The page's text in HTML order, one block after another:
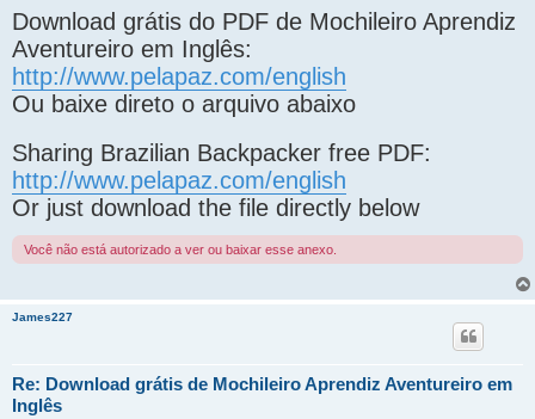
n
s
a
g
e
m
Download grátis do PDF de Mochileiro Aprendiz
Aventureiro em Inglês:
http://www.pelapaz.com/english
Ou baixe direto o arquivo abaixo
Sharing Brazilian Backpacker free PDF:
http://www.pelapaz.com/english
Or just download the file directly below
Você não está autorizado a ver ou baixar esse anexo.
James227
Re: Download grátis de Mochileiro Aprendiz Aventureiro em
Inglês